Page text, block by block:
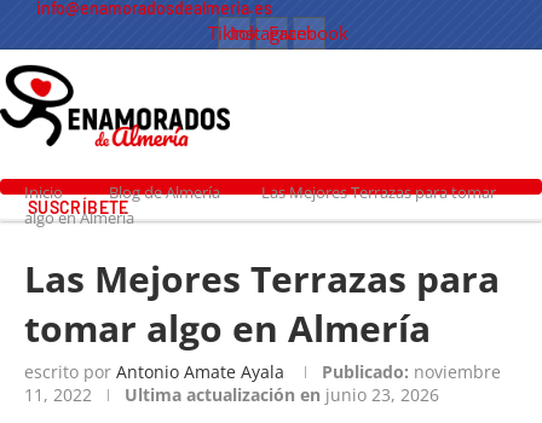
info@enamoradosdealmeria.es
Tiktok
Instagram
Facebook
SUSCRÍBETE
Inicio Blog de Almería
Las Mejores Terrazas para tomar
algo en Almería
Las Mejores Terrazas para
tomar algo en Almería
escrito por Antonio Amate Ayala Publicado: noviembre
11, 2022
Ultima actualización en junio 23, 2026